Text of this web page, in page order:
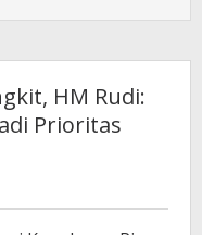
HM Rudi:
Prioritas